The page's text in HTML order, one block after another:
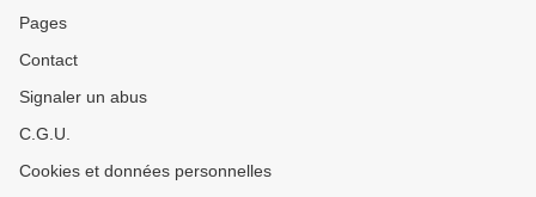
Pages
Contact
Signaler un abus
C.G.U.
Cookies et données personnelles